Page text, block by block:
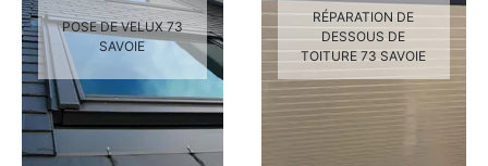
POSE DE VELUX 73
SAVOIE
RÉPARATION DE
DESSOUS DE
TOITURE 73 SAVOIE